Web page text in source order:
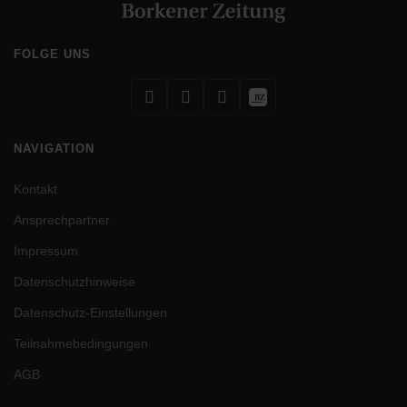
gesammelt haben.
Aus technischen Gründen müssen Sie auch als
Digitalabonnent Cookies zulassen, um alle Inhalte wie
FOLGE UNS
NAVIGATION
Kontakt
Ansprechpartner
Impressum
Datenschutzhinweise
Datenschutz-Einstellungen
Teilnahmebedingungen
AGB